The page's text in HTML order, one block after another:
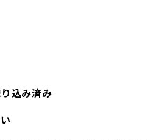
込み済み